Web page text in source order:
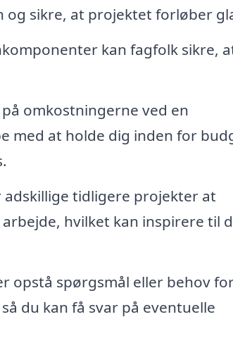
og sikre, at projektet forløber
kan fagfolk sikre,
omkostningerne ved en
med at holde dig inden for
tidligere projekter at
hvilket kan inspirere til
opstå spørgsmål eller behov
du kan få svar på eventuelle